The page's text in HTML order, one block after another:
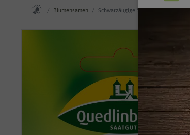
Blumensamen Schwarzäugige Susanne Mischung